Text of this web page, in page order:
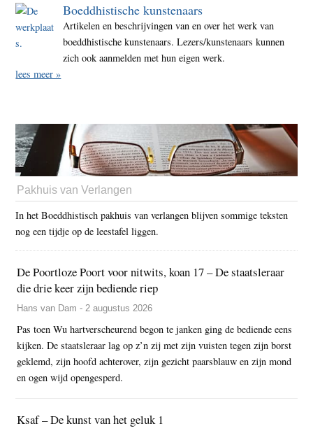
Boeddhistische kunstenaars
Artikelen en beschrijvingen van en over het werk van
boeddhistische kunstenaars. Lezers/kunstenaars kunnen
zich ook aanmelden met hun eigen werk.
lees meer »
Pakhuis van Verlangen
In het Boeddhistisch pakhuis van verlangen blijven sommige teksten
nog een tijdje op de leestafel liggen.
De Poortloze Poort voor nitwits, koan 17 – De staatsleraar
die drie keer zijn bediende riep
Hans van Dam - 2 augustus 2026
Pas toen Wu hartverscheurend begon te janken ging de bediende eens
kijken. De staatsleraar lag op z’n zij met zijn vuisten tegen zijn borst
geklemd, zijn hoofd achterover, zijn gezicht paarsblauw en zijn mond
en ogen wijd opengesperd.
Ksaf – De kunst van het geluk 1